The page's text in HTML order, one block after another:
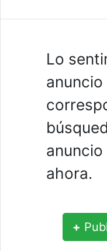
Lo
anuncio
ahora.
+